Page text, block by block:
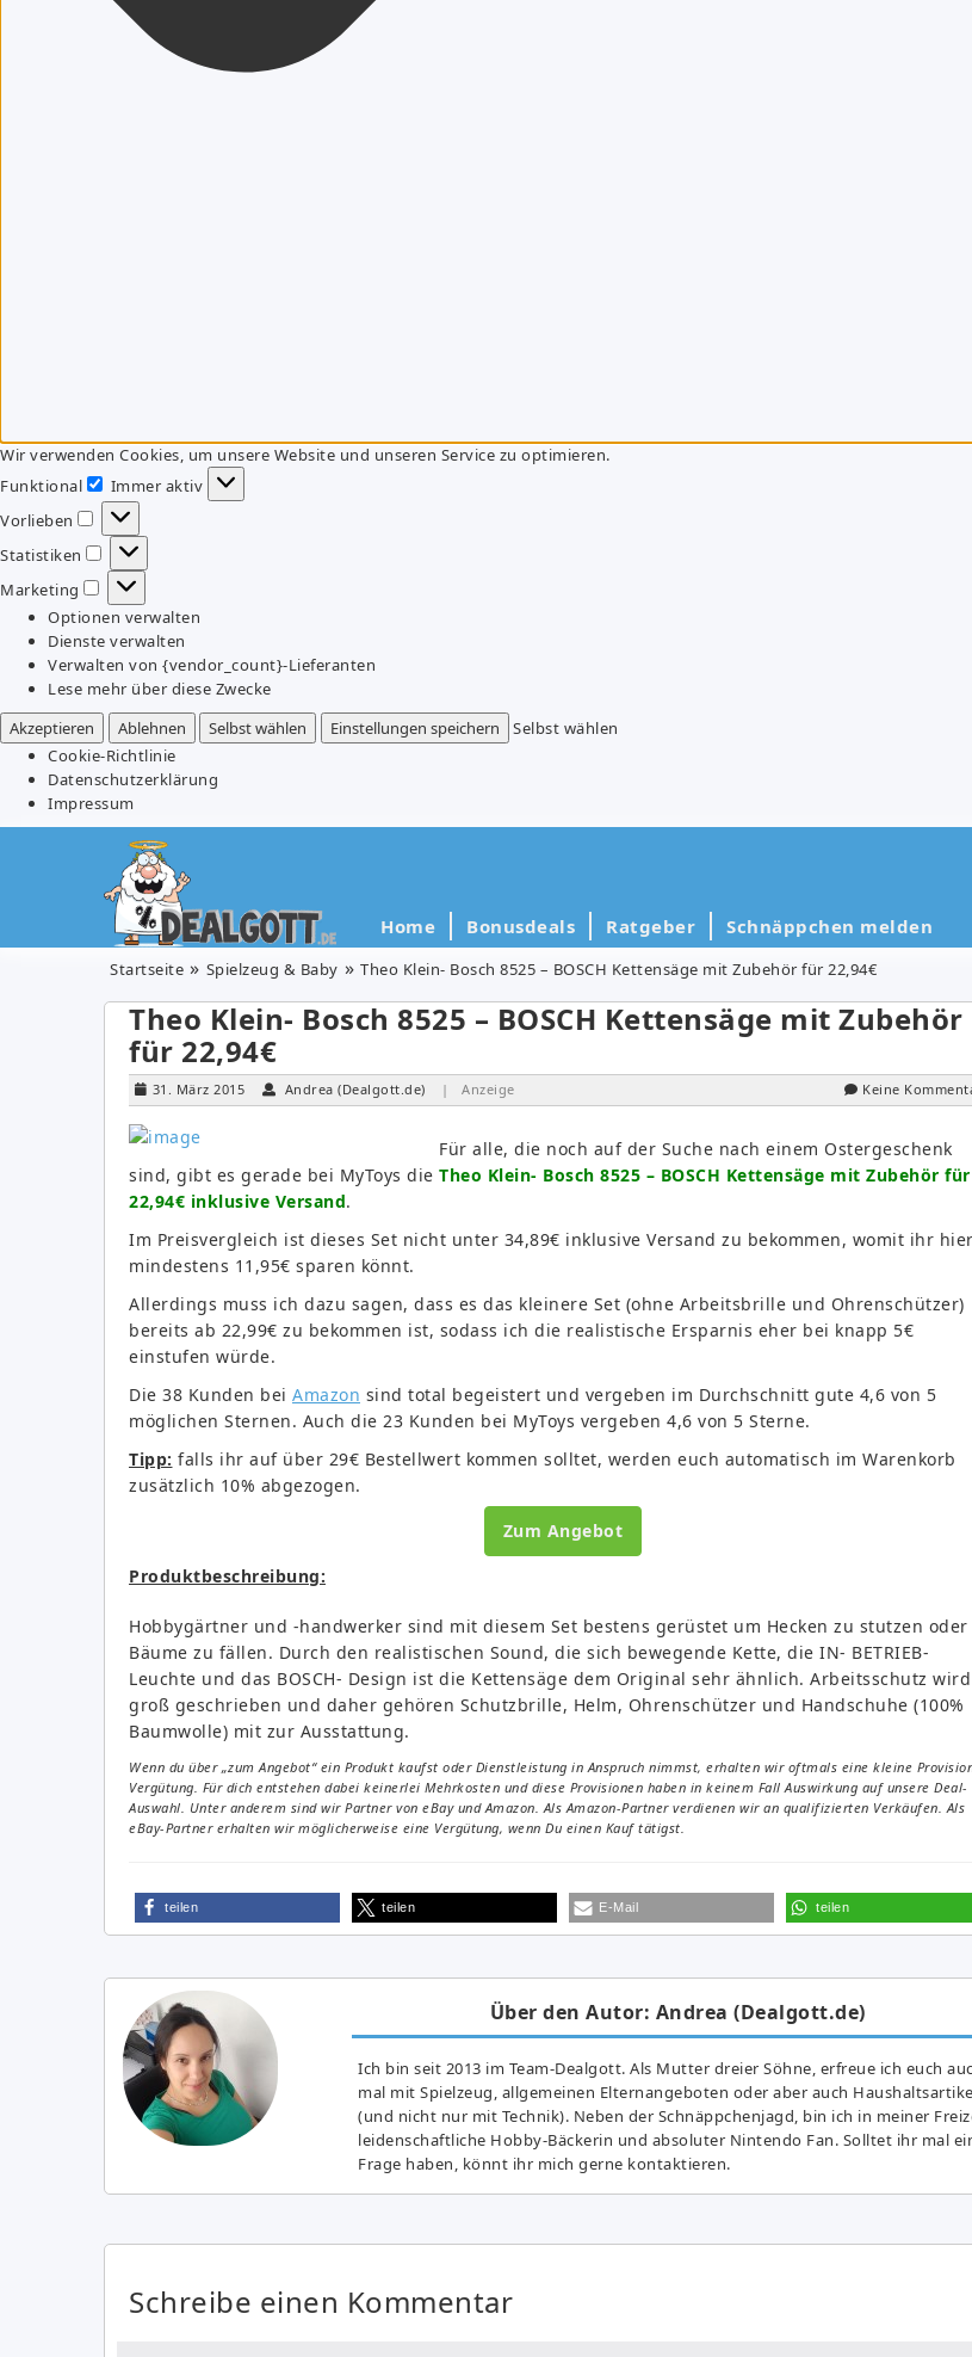
Wir verwenden Cookies, um unsere Website und unseren Service zu optimieren.
Funktional
Funktional
Immer aktiv
Vorlieben
Vorlieben
Statistiken
Statistiken
Marketing
Marketing
Optionen verwalten
Dienste verwalten
Verwalten von {vendor_count}-Lieferanten
Lese mehr über diese Zwecke
Akzeptieren
Ablehnen Selbst wählen Einstellungen speichern
Selbst wählen
Cookie-Richtlinie
Datenschutzerklärung
Impressum
Home Bonusdeals Ratgeber Schnäppchen melden
Startseite Spielzeug & Baby Theo Klein- Bosch 8525 – BOSCH Kettensäge mit Zubehör für 22,94€
Theo Klein- Bosch 8525 – BOSCH Kettensäge mit Zubehör
für 22,94€
31. März 2015 Andrea (Dealgott.de) | Anzeige Keine
Für alle, die noch auf der Suche nach einem Ostergeschenk
sind, gibt es gerade bei MyToys die Theo Klein- Bosch 8525 – BOSCH Kettensäge mit Zubehör für
22,94€ inklusive Versand.
Im Preisvergleich ist dieses Set nicht unter 34,89€ inklusive Versand zu bekommen, womit ihr hier
mindestens 11,95€ sparen könnt.
Allerdings muss ich dazu sagen, dass es das kleinere Set (ohne Arbeitsbrille und Ohrenschützer)
bereits ab 22,99€ zu bekommen ist, sodass ich die realistische Ersparnis eher bei knapp 5€
einstufen würde.
Die 38 Kunden bei Amazon sind total begeistert und vergeben im Durchschnitt gute 4,6 von 5
möglichen Sternen. Auch die 23 Kunden bei MyToys vergeben 4,6 von 5 Sterne.
Tipp: falls ihr auf über 29€ Bestellwert kommen solltet, werden euch automatisch im Warenkorb
zusätzlich 10% abgezogen.
Zum Angebot
Produktbeschreibung:
Hobbygärtner und -handwerker sind mit diesem Set bestens gerüstet um Hecken zu stutzen oder
Bäume zu fällen. Durch den realistischen Sound, die sich bewegende Kette, die IN- BETRIEB-
Leuchte und das BOSCH- Design ist die Kettensäge dem Original sehr ähnlich. Arbeitsschutz wird
groß geschrieben und daher gehören Schutzbrille, Helm, Ohrenschützer und Handschuhe (100%
Baumwolle) mit zur Ausstattung.
Wenn du über „zum Angebot“ ein Produkt kaufst oder Dienstleistung in Anspruch nimmst, erhalten wir oftmals eine kleine
Vergütung. Für dich entstehen dabei keinerlei Mehrkosten und diese Provisionen haben in keinem Fall Auswirkung auf unsere Deal-
Auswahl. Unter anderem sind wir Partner von eBay und Amazon. Als Amazon-Partner verdienen wir an qualifizierten Verkäufen. Als
eBay-Partner erhalten wir möglicherweise eine Vergütung, wenn Du einen Kauf tätigst.
teilen teilen E-Mail teilen
Über den Autor: Andrea (Dealgott.de)
Ich bin seit 2013 im Team-Dealgott. Als Mutter dreier Söhne, erfreue ich euch
mal mit Spielzeug, allgemeinen Elternangeboten oder aber auch
(und nicht nur mit Technik). Neben der Schnäppchenjagd, bin ich in meiner
leidenschaftliche Hobby-Bäckerin und absoluter Nintendo Fan. Solltet ihr mal
Frage haben, könnt ihr mich gerne kontaktieren.
Schreibe einen Kommentar